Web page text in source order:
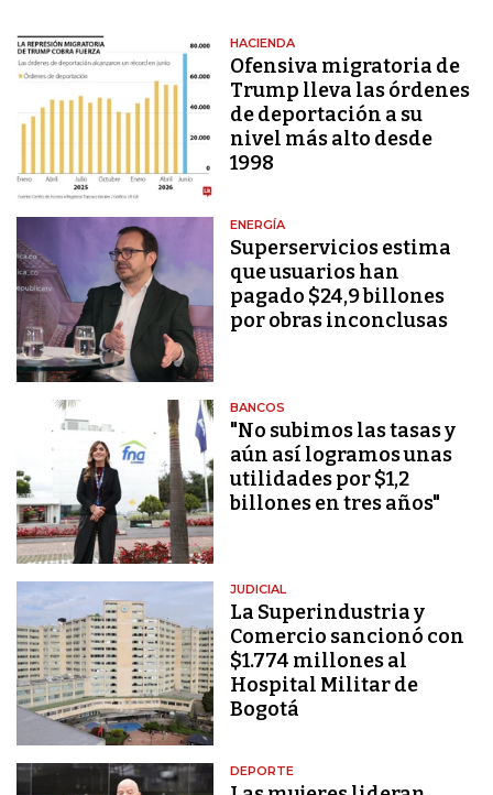
HACIENDA
Ofensiva migratoria de
Trump lleva las órdenes
de deportación a su
nivel más alto desde
1998
ENERGÍA
Superservicios estima
que usuarios han
pagado $24,9 billones
por obras inconclusas
BANCOS
"No subimos las tasas y
aún así logramos unas
utilidades por $1,2
billones en tres años"
JUDICIAL
La Superindustria y
Comercio sancionó con
$1.774 millones al
Hospital Militar de
Bogotá
DEPORTE